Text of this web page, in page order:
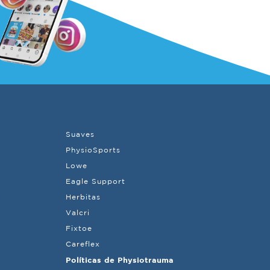
Suaves
PhysioSports
Lowe
Eagle Support
Herbitas
Valcri
Fixtoe
Careflex
Políticas de Physiotrauma